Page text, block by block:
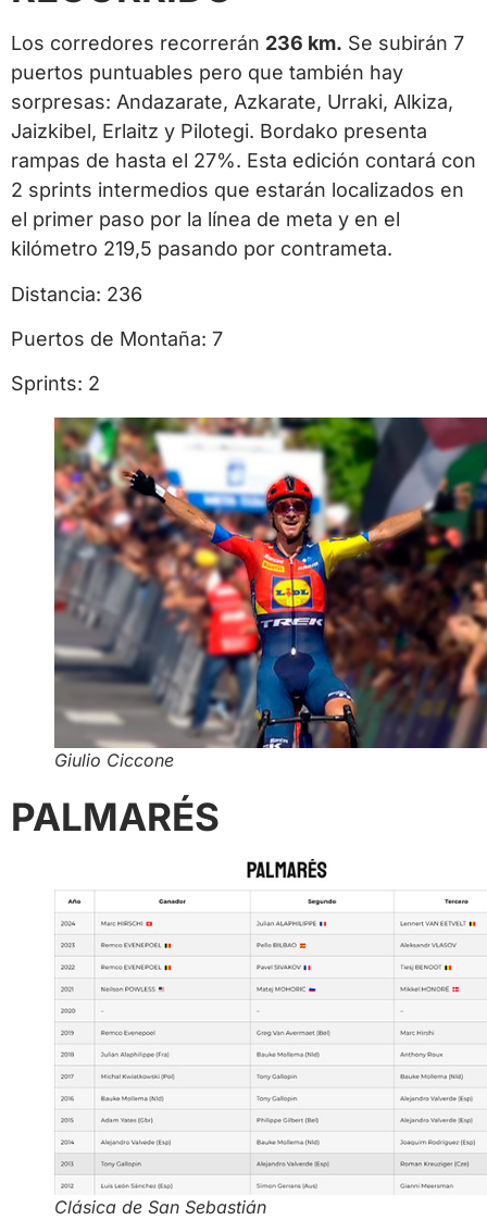
Los corredores recorrerán 236 km. Se subirán 7
puertos puntuables pero que también hay
sorpresas: Andazarate, Azkarate, Urraki, Alkiza,
Jaizkibel, Erlaitz y Pilotegi. Bordako presenta
rampas de hasta el 27%. Esta edición contará con
2 sprints intermedios que estarán localizados en
el primer paso por la línea de meta y en el
kilómetro 219,5 pasando por contrameta.
Distancia: 236
Puertos de Montaña: 7
Sprints: 2
Giulio Ciccone
PALMARÉS
Clásica de San Sebastián